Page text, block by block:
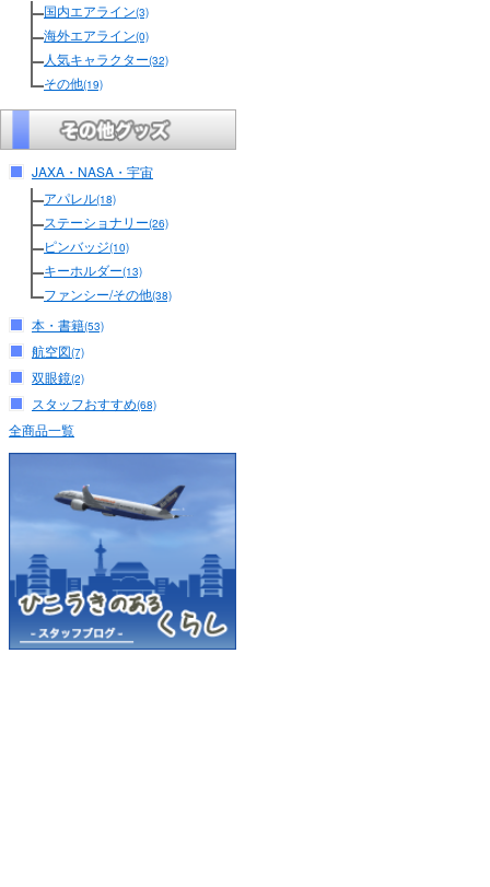
国内エアライン(3)
海外エアライン(0)
人気キャラクター(32)
その他(19)
JAXA・NASA・宇宙
アパレル(18)
ステーショナリー(26)
ピンバッジ(10)
キーホルダー(13)
ファンシー/その他(38)
本・書籍(53)
航空図(7)
双眼鏡(2)
スタッフおすすめ(68)
全商品一覧